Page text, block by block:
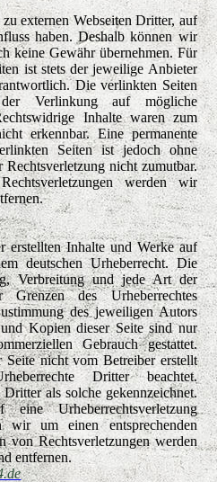
externen Webseiten Dritter, auf
haben. Deshalb können wir
keine Gewähr übernehmen. Für
ist stets der jeweilige Anbieter
Die verlinkten Seiten
Verlinkung auf mögliche
Inhalte waren zum
erkennbar. Eine permanente
Seiten ist jedoch ohne
nicht zumutbar.
werden wir
erstellten Inhalte und Werke auf
deutschen Urheberrecht. Die
Verbreitung und jede Art der
Grenzen des Urheberrechtes
des jeweiligen Autors
Kopien dieser Seite sind nur
Gebrauch gestattet.
nicht vom Betreiber erstellt
Dritter beachtet.
als solche gekennzeichnet.
Urheberrechtsverletzung
wir um einen entsprechenden
von Rechtsverletzungen werden
entfernen.